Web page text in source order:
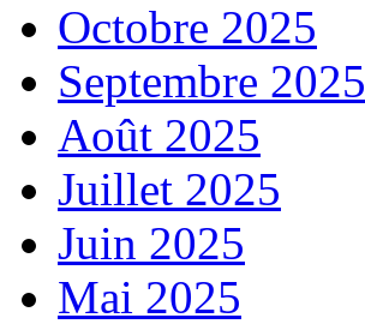
Octobre 2025
Septembre 2025
Août 2025
Juillet 2025
Juin 2025
Mai 2025